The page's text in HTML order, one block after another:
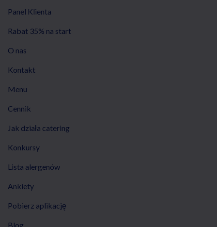
Panel Klienta
Rabat 35% na start
O nas
Kontakt
Menu
Cennik
Jak działa catering
Konkursy
Lista alergenów
Ankiety
Pobierz aplikację
Blog